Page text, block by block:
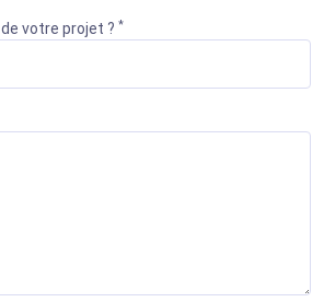
votre projet ? *